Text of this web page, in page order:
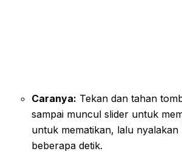
Caranya: Tekan dan tahan
sampai muncul slider untuk
untuk mematikan, lalu nyalakan
beberapa detik.